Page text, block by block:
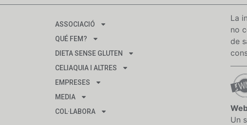
ASSOCIACIÓ
QUÉ FEM?
DIETA SENSE GLUTEN
CELIAQUIA I ALTRES
EMPRESES
MEDIA
COL·LABORA
La
no
de
Un